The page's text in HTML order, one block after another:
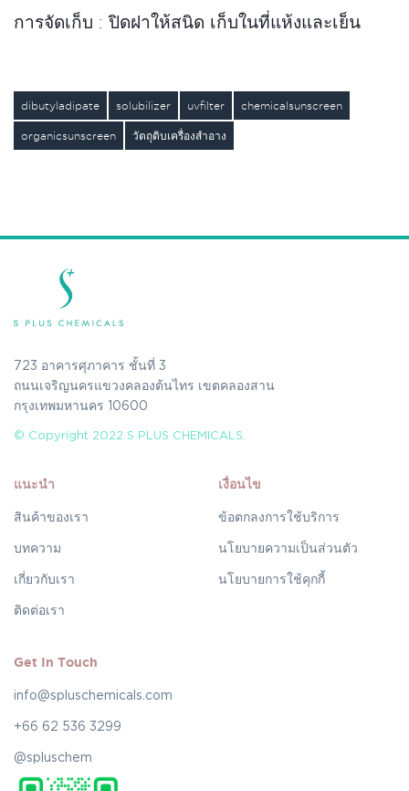
การจัดเก็บ : ปิดฝาให้สนิด เก็บในที่แห้งและเย็น
dibutyladipate solubilizer uvfilter chemicalsunscreen
organicsunscreen วัตถุดิบเครื่องสำอาง
723 อาคารศุภาคาร ชั้นที่ 3
ถนนเจริญนครแขวงคลองต้นไทร เขตคลองสาน
กรุงเทพมหานคร 10600
© Copyright 2022 S PLUS CHEMICALS.
แนะนำ
สินค้าของเรา
บทความ
เกี่ยวกับเรา
ติดต่อเรา
เงื่อนไข
ข้อตกลงการใช้บริการ
นโยบายความเป็นส่วนตัว
นโยบายการใช้คุกกี้
Get In Touch
info@spluschemicals.com
+66 62 536 3299
@spluschem